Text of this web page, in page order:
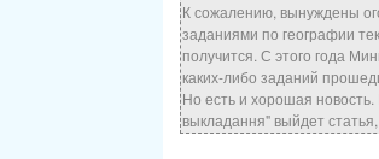
К сожалению, вынуждены
заданиями по географии
получится. С этого года
каких-либо заданий
Но есть и хорошая
выкладання" выйдет